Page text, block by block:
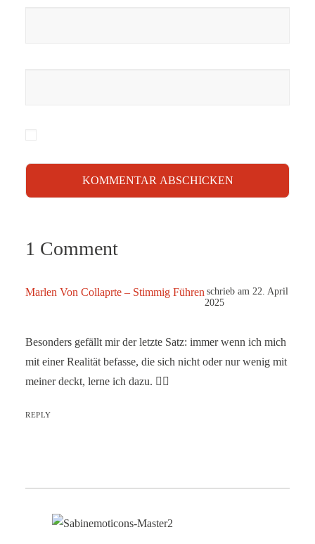
1 Comment
Marlen Von Collaprte – Stimmig Führen
22. April
2025
Besonders gefällt mir der letzte Satz: immer wenn ich mich
mit einer Realität befasse, die sich nicht oder nur wenig mit
meiner deckt, lerne ich dazu. 👍🏼
REPLY